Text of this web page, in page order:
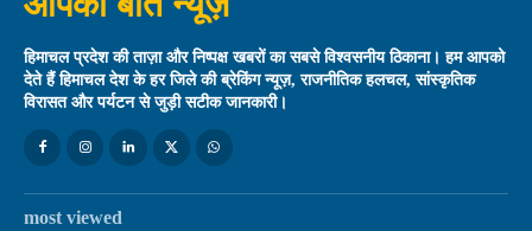
हिमाचल प्रदेश की ताज़ा और निष्पक्ष खबरों का सबसे विश्वसनीय ठिकाना। हम आपको
देते हैं हिमाचल देश के हर जिले की ब्रेकिंग न्यूज़, राजनीतिक हलचल, सांस्कृतिक
विरासत और पर्यटन से जुड़ी सटीक जानकारी।
most viewed